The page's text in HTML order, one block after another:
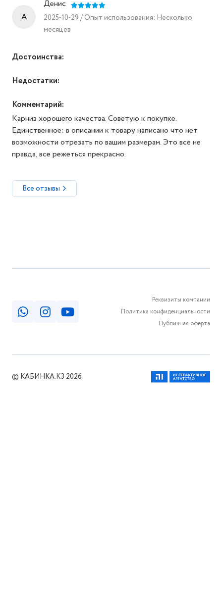
A
Денис
2025-10-29 / Опыт использования: Несколько
месяцев
Достоинства:
Недостатки:
Комментарий:
Карниз хорошего качества. Советую к покупке.
Единственное: в описании к товару написано что нет
возможности отрезать по вашим размерам. Это все не
правда, все режеться прекрасно.
Все отзывы
Реквизиты компании
Политика конфиденциальности
Публичная оферта
© КАБИНКА.КЗ 2026